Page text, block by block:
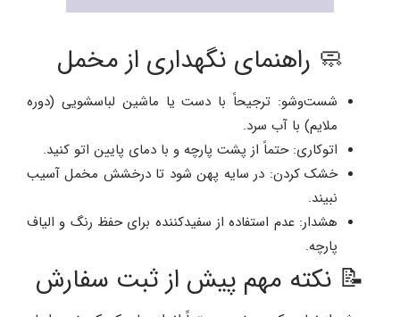
🧼 راهنمای نگهداری از مخمل
شست‌وشو: ترجیحاً با دست یا ماشین لباسشویی (دوره
ملایم) با آب سرد.
اتوکاری: حتماً از پشت پارچه و با دمای پایین اتو کنید.
خشک کردن: در سایه پهن شود تا درخشش مخمل آسیب
نبیند.
هشدار: عدم استفاده از سفیدکننده برای حفظ رنگ و الیاف
پارچه.
📝 نکته مهم پیش از ثبت سفارش